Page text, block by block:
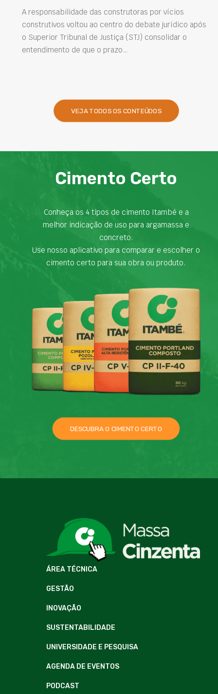
A responsabilidade das construtoras por vícios
construtivos voltou ao centro do debate jurídico após
o Superior Tribunal de Justiça (STJ) consolidar o
entendimento de que o prazo…
VEJA TODOS OS CONTEÚDOS
Cimento Certo
Conheça os 4 tipos de cimento Itambé e a
melhor indicação de uso para argamassa e
concreto.
Use nosso aplicativo para comparar e escolher o
cimento certo para sua obra ou produto.
DESCUBRA O CIMENTO CERTO
ÁREA TÉCNICA
GESTÃO
INOVAÇÃO
SUSTENTABILIDADE
UNIVERSIDADE E PESQUISA
AGENDA DE EVENTOS
PODCAST